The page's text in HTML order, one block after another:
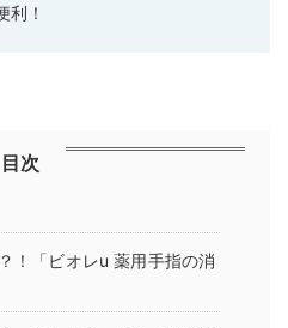
利！
目次
！「ビオレu 薬用手指の消